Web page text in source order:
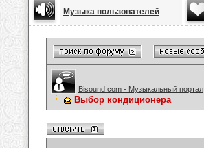
Музыка пользователей
Bisound.com - Музыкальный портал
Выбор кондиционера